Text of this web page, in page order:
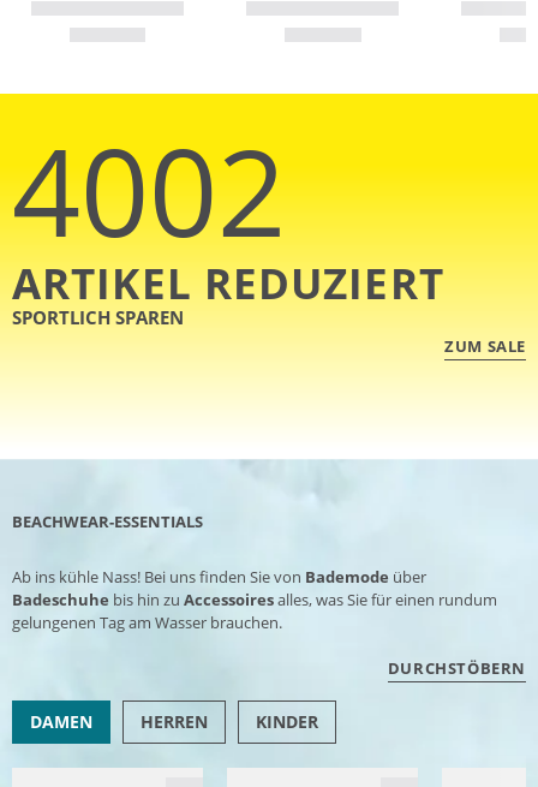
4002
ARTIKEL REDUZIERT
SPORTLICH SPAREN
ZUM SALE
BEACHWEAR-ESSENTIALS
Ab ins kühle Nass! Bei uns finden Sie von Bademode über
Badeschuhe bis hin zu Accessoiresalles, was Sie für einen rundum
gelungenen Tag am Wasser brauchen.
DURCHSTÖBERN
DAMEN HERREN KINDER